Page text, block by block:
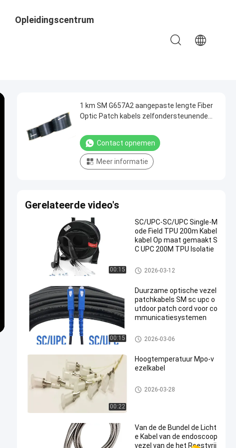
Opleidingscentrum
1 km SM G657A2 aangepaste lengte Fiber
Optic Patch kabels zelfondersteunende
Contact opnemen
Meer informatie
Gerelateerde video's
00:15
SC/UPC-SC/UPC Single-M
ode Field TPU 200m Kabel
kabel Op maat gemaakt S
C UPC 200M TPU Isolatie
glasvezel patchkabels
2026-03-12
00:15
Duurzame optische vezel
patchkabels SM sc upc o
utdoor patch cord voor co
mmunicatiesystemen
glasvezel patchkabels
2026-03-06
00:22
Hoogtemperatuur Mpo-v
ezelkabel
glasvezel patchkabels
2026-03-28
Van de de Bundel de Licht
e Kabel van de endoscoop
vezel van de het Roestvrij